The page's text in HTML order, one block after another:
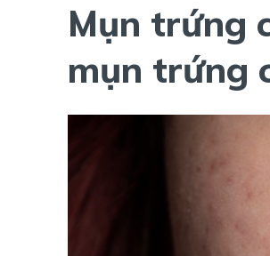
Mụn trứng
mụn trứng